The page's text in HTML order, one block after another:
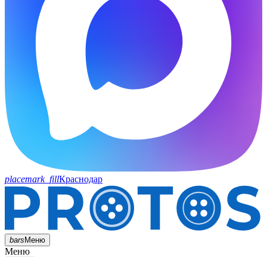
placemark_fillКраснодар
barsМеню
Меню